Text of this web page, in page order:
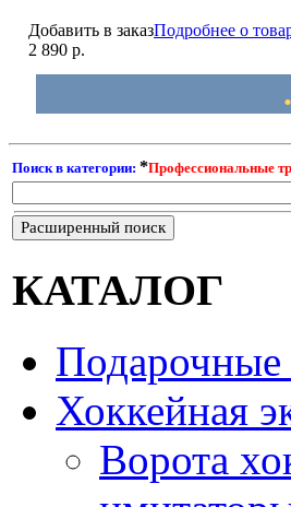
Добавить в заказПодробнее о
2 890 р.
Поиск в категории: *Профессиональные
Расширенный поиск
КАТАЛОГ
Подарочные
Хоккейная
Ворота